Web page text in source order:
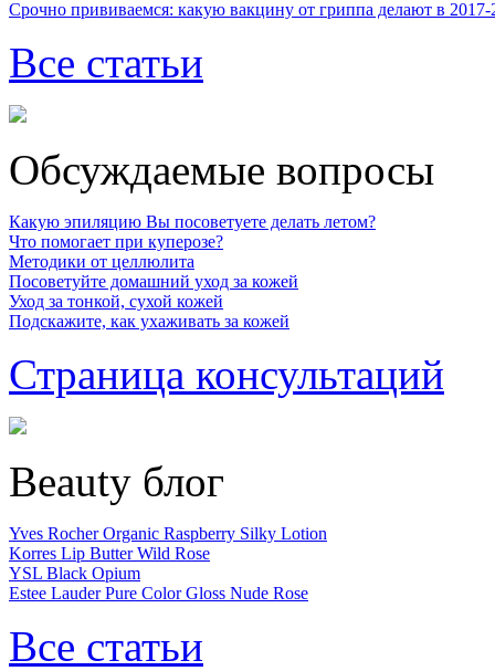
Срочно прививаемся: какую вакцину от гриппа делают в 2017-
Все статьи
Обсуждаемые вопросы
Какую эпиляцию Вы посоветуете делать летом?
Что помогает при куперозе?
Методики от целлюлита
Посоветуйте домашний уход за кожей
Уход за тонкой, сухой кожей
Подскажите, как ухаживать за кожей
Страница консультаций
Beauty блог
Yves Rocher Organic Raspberry Silky Lotion
Korres Lip Butter Wild Rose
YSL Black Opium
Estee Lauder Pure Color Gloss Nude Rose
Все статьи